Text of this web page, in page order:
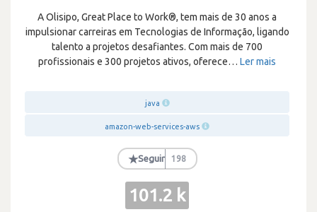
A Olisipo, Great Place to Work®, tem mais de 30 anos a
impulsionar carreiras em Tecnologias de Informação, ligando
talento a projetos desafiantes. Com mais de 700
profissionais e 300 projetos ativos, oferece… Ler mais
java
amazon-web-services-aws
★Seguir 198
101.2 k